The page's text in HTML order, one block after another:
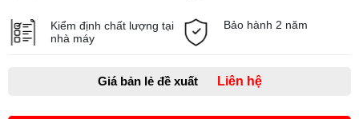
Kiểm định chất lượng tại
nhà máy
Bảo hành 2 năm
Giá bản lẻ đề xuất Liên hệ